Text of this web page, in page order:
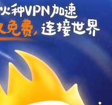
支持[0] 反对
支持